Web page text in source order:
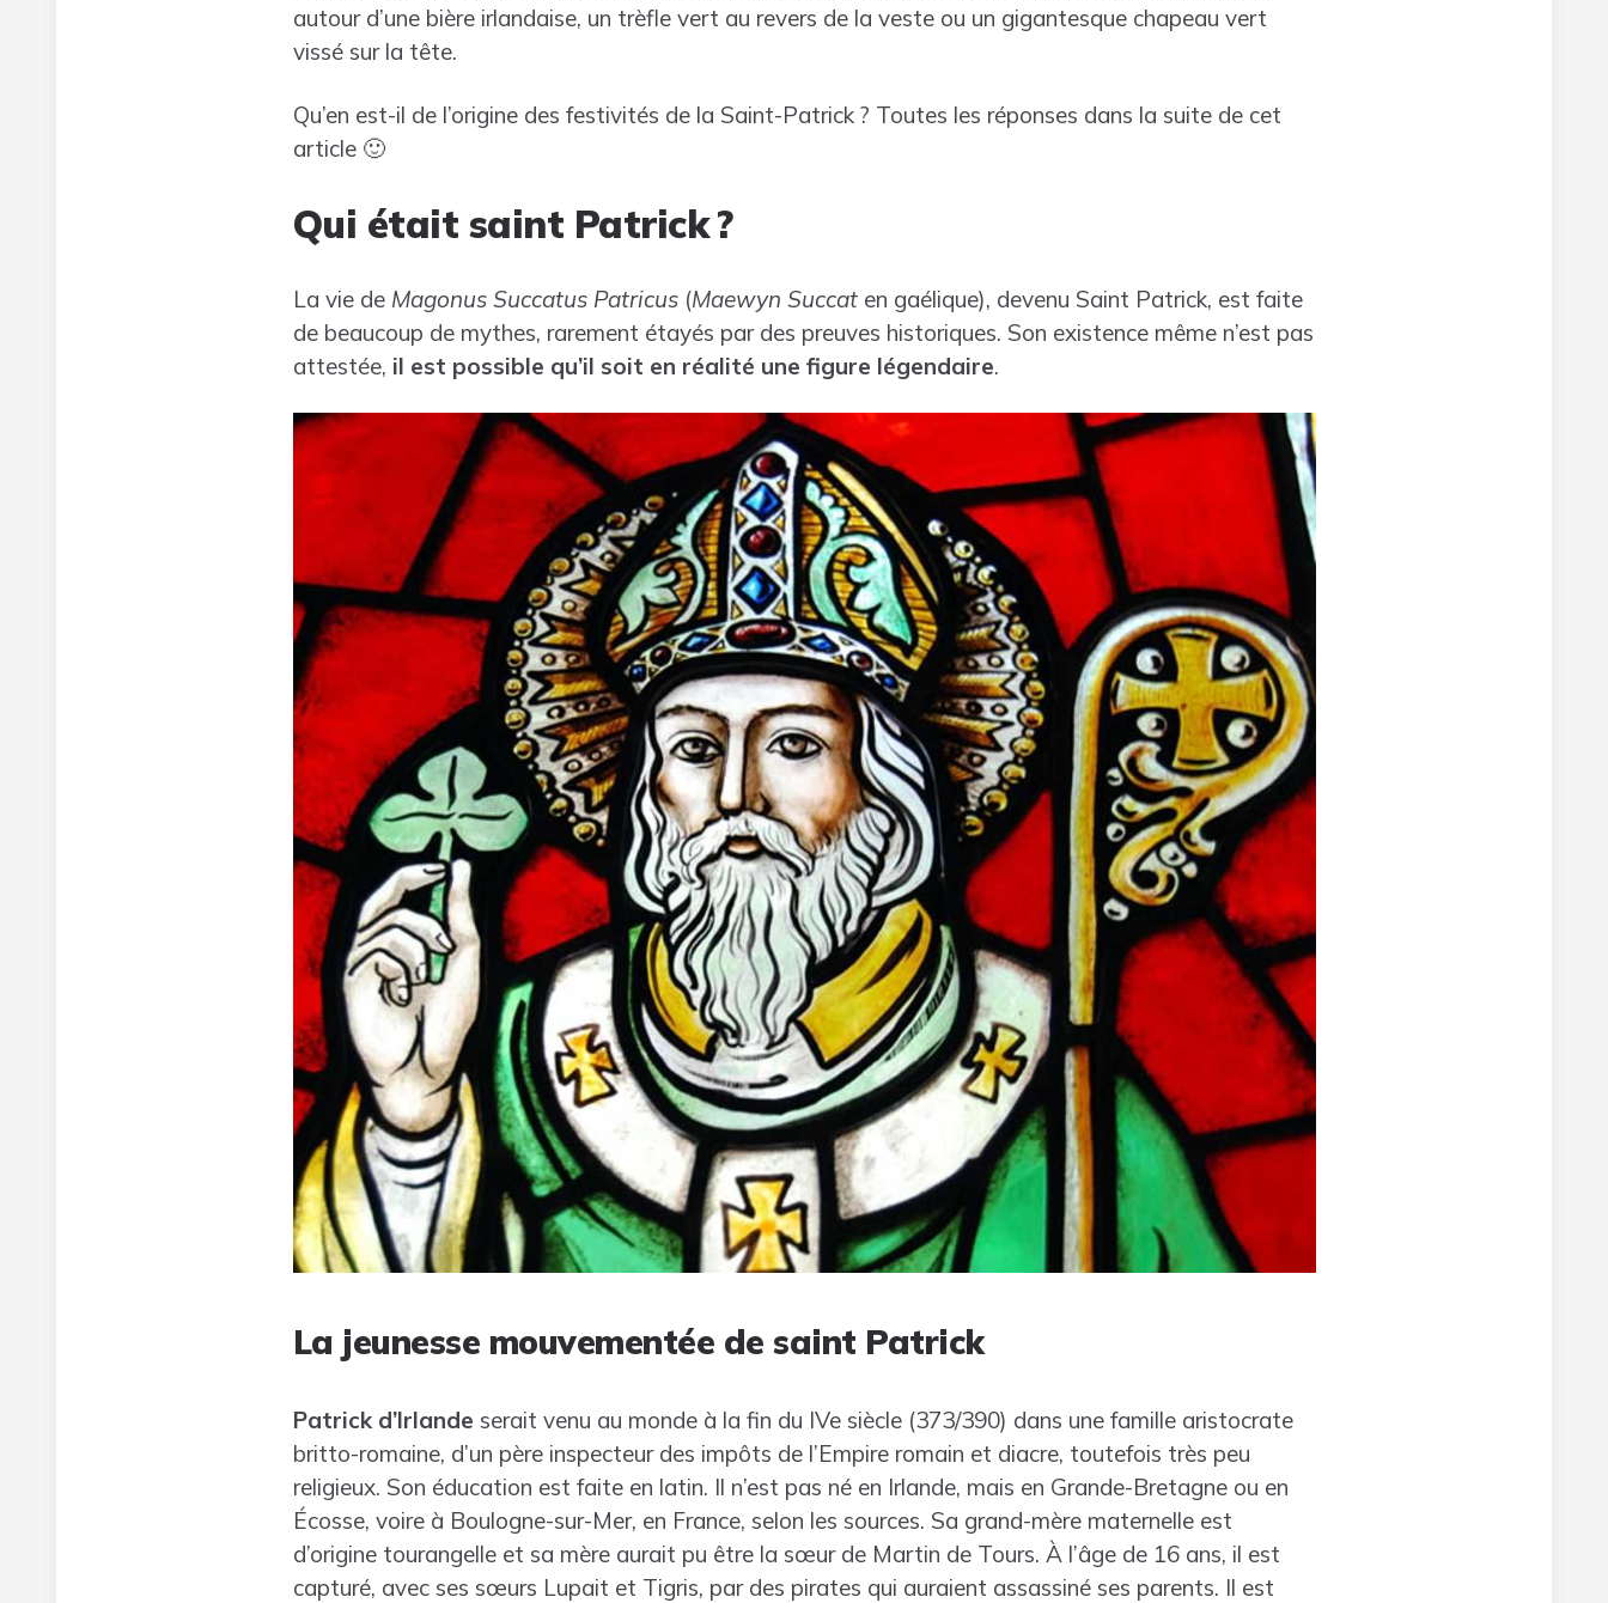
autour d’une bière irlandaise, un trèfle vert au revers de la veste ou un gigantesque chapeau vert
vissé sur la tête.
Qu’en est-il de l’origine des festivités de la Saint-Patrick ? Toutes les réponses dans la suite de cet
article 🙂
Qui était saint Patrick ?
La vie de Magonus Succatus Patricus(Maewyn Succaten gaélique), devenu Saint Patrick, est faite
de beaucoup de mythes, rarement étayés par des preuves historiques. Son existence même n’est pas
attestée, il est possible qu’il soit en réalité une figure légendaire.
La jeunesse mouvementée de saint Patrick
Patrick d’Irlande serait venu au monde à la fin du IVe siècle (373/390) dans une famille aristocrate
britto-romaine, d’un père inspecteur des impôts de l’Empire romain et diacre, toutefois très peu
religieux. Son éducation est faite en latin. Il n’est pas né en Irlande, mais en Grande-Bretagne ou en
Écosse, voire à Boulogne-sur-Mer, en France, selon les sources. Sa grand-mère maternelle est
d’origine tourangelle et sa mère aurait pu être la sœur de Martin de Tours. À l’âge de 16 ans, il est
capturé, avec ses sœurs Lupait et Tigris, par des pirates qui auraient assassiné ses parents. Il est